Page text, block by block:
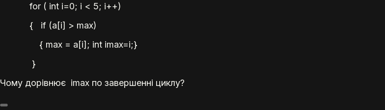
for ( int i=0; i < 5; i++)
{ if (a[i] > max)
{ max = a[i]; int imax=i;}
}
Чому дорівнює imax по завершенні циклу?